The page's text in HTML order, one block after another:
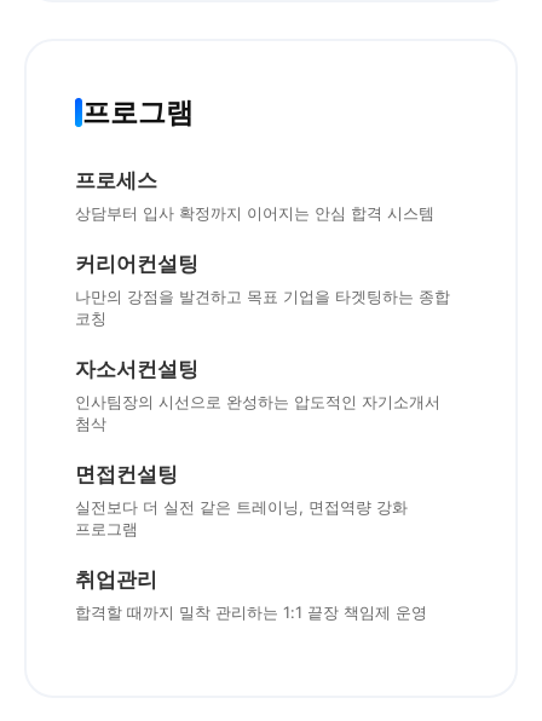
프로그램
프로세스
상담부터 입사 확정까지 이어지는 안심 합격 시스템
커리어컨설팅
나만의 강점을 발견하고 목표 기업을 타겟팅하는 종합
코칭
자소서컨설팅
인사팀장의 시선으로 완성하는 압도적인 자기소개서
첨삭
면접컨설팅
실전보다 더 실전 같은 트레이닝, 면접역량 강화
프로그램
취업관리
합격할 때까지 밀착 관리하는 1:1 끝장 책임제 운영